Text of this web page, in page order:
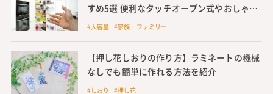
すめ5選 便利なタッチオープン式やおしゃれ
冷蔵庫など
#大容量 #家族・ファミリー
【押し花しおりの作り方】ラミネートの機械
なしでも簡単に作れる方法を紹介
#しおり #押し花